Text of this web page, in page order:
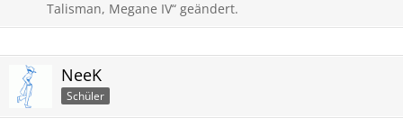
Talisman, Megane IV“ geändert.
NeeK
Schüler